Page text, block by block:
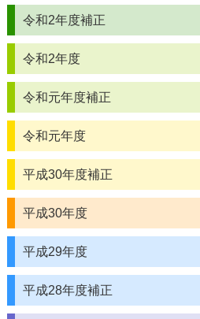
令和2年度補正
令和2年度
令和元年度補正
令和元年度
平成30年度補正
平成30年度
平成29年度
平成28年度補正